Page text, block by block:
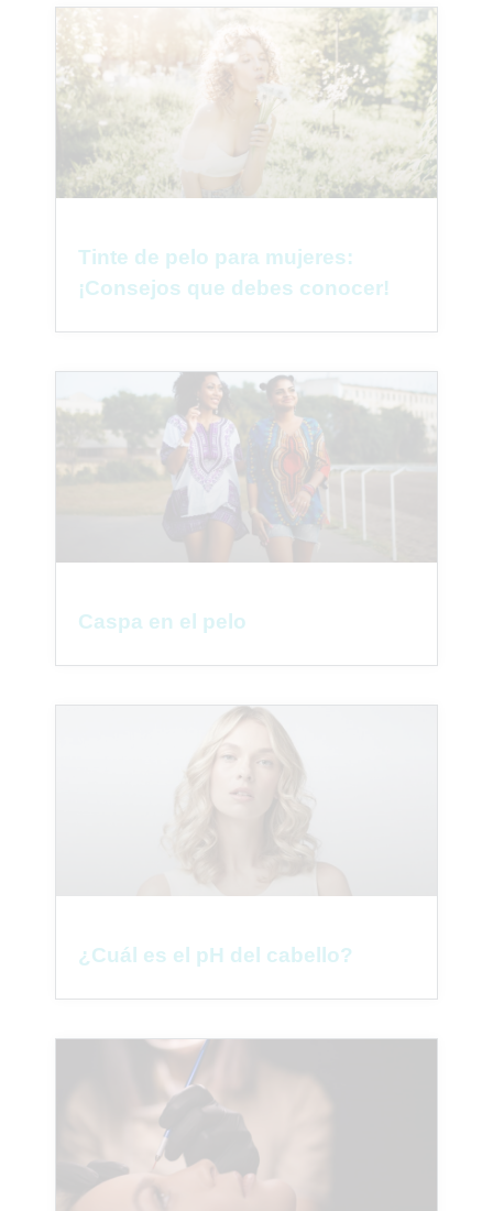
Tinte de pelo para mujeres:
¡Consejos que debes conocer!
Caspa en el pelo
¿Cuál es el pH del cabello?